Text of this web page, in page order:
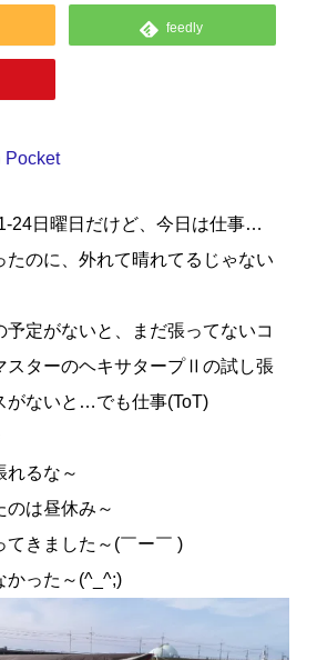
feedly
Pocket
24日曜日だけど、今日は仕事…
たのに、外れて晴れてるじゃない
定がないと、まだ張ってないコ
スターのヘキサタープⅡの試し張
がないと…でも仕事(ToT)
れるな～
のは昼休み～
てきました～(￣ー￣ )
かった～(^_^;)